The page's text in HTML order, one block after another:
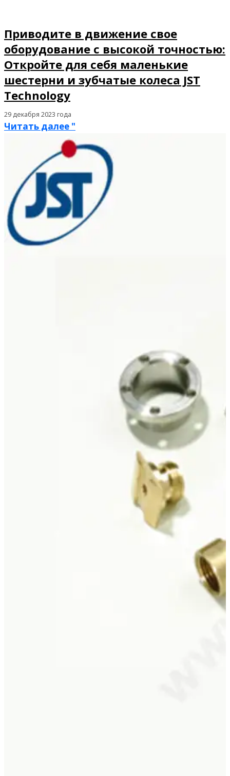
Приводите в движение свое
оборудование с высокой точностью:
Откройте для себя маленькие
шестерни и зубчатые колеса JST
Technology
29 декабря 2023 года
Читать далее "